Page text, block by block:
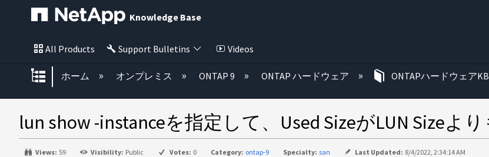
Knowledge Base
All Products Support Bulletins Videos
グローバル階層を展開/折りたたむ
ホーム オンプレミス ONTAP 9 ONTAP ハードウェア ONTAPハードウェア
lun show -instanceを指定して、Used SizeがLUN Sizeよ
Views: 59 Visibility: Public Votes: 0 Category: ontap-9 Specialty: san Last Updated: 8/4/2022, 2:34:14 AM